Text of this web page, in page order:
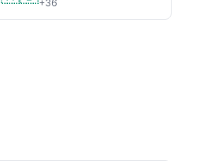
+36